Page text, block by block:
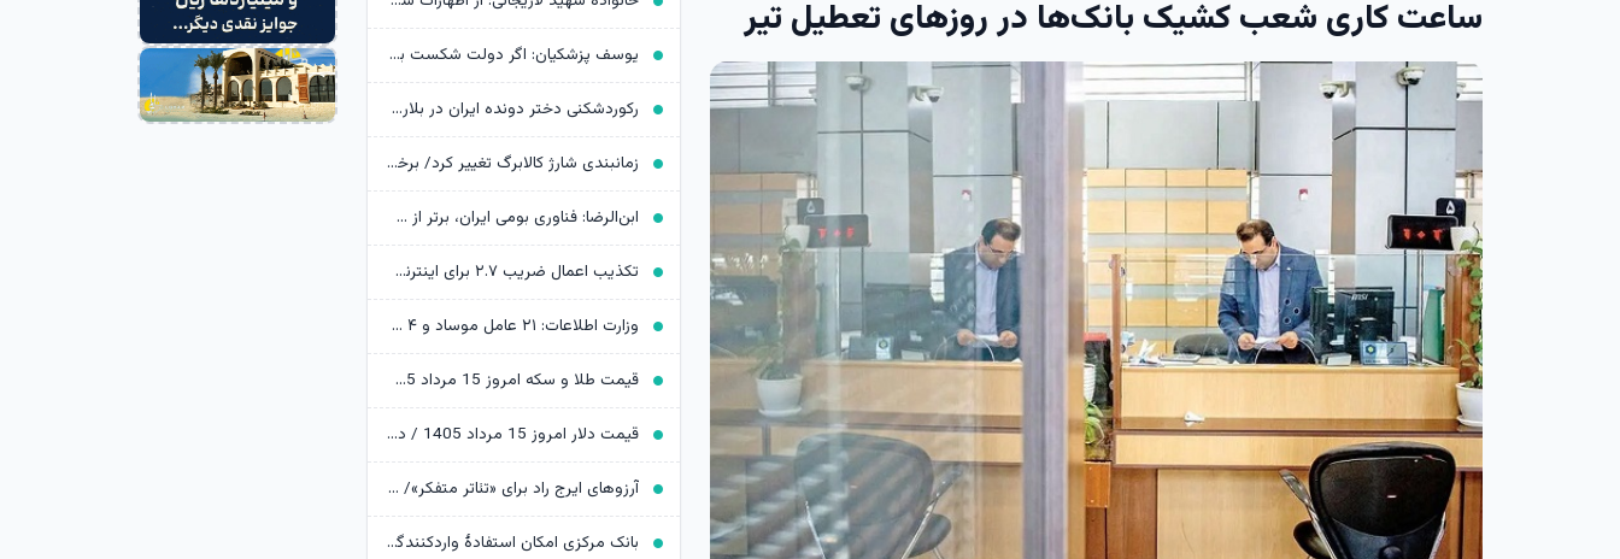
ساعت کاری شعب کشیک بانک‌ها در روزهای تعطیل تیر
یوسف پزشکیان: اگر دولت شکست بخورد، ایران شکست می‌خورد
رکوردشکنی دختر دونده ایران در بلاروس
زمانبندی شارژ کالابرگ تغییر کرد/ برخی خانوارها اعتبار را ماه بعد دریافت می‌کنند
ابن‌الرضا: فناوری بومی ایران، برتر از هر سامانه وارداتی در منطقه است
تکذیب اعمال ضریب ۲.۷ برای اینترنت بین‌الملل از سوی سازمان تنظیم مقررات
وزارت اطلاعات: ۲۱ عامل موساد و ۴ عضو باندهای مسلح بازداشت شدند
قیمت طلا و سکه امروز 15 مرداد 1405/ فرمان بازار طلا به دست اونس جهانی افتاد
قیمت دلار امروز 15 مرداد 1405 / دلار ۴ هزار تومان ریخت
آرزوهای ایرج راد برای «تئاتر متفکر»/ «آبجی‌ها و آقاجان» روی صحنه می‌رود
بانک مرکزی امکان استفادۀ واردکنندگان دارو از اوراق گام را تا پایان امسال تمدید کرد